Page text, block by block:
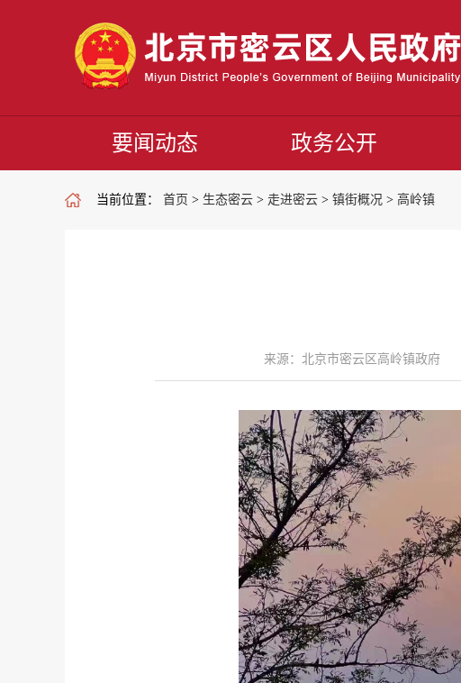
要闻动态 政务公开
当前位置： 首页 > 生态密云 > 走进密云 > 镇街概况 > 高岭镇
来源：北京市密云区高岭镇政府